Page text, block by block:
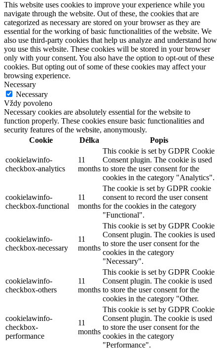
This website uses cookies to improve your experience while you
navigate through the website. Out of these, the cookies that are
categorized as necessary are stored on your browser as they are
essential for the working of basic functionalities of the website. We
also use third-party cookies that help us analyze and understand how
you use this website. These cookies will be stored in your browser
only with your consent. You also have the option to opt-out of these
cookies. But opting out of some of these cookies may affect your
browsing experience.
Necessary
Necessary
Vždy povoleno
Necessary cookies are absolutely essential for the website to
function properly. These cookies ensure basic functionalities and
security features of the website, anonymously.
Cookie
Délka Popis
cookielawinfo-
checkbox-analytics
11
months
This cookie is set by GDPR Cookie
Consent plugin. The cookie is used
to store the user consent for the
cookies in the category "Analytics".
cookielawinfo-
checkbox-functional
11
months
The cookie is set by GDPR cookie
consent to record the user consent
for the cookies in the category
"Functional".
cookielawinfo-
checkbox-necessary
11
months
This cookie is set by GDPR Cookie
Consent plugin. The cookies is used
to store the user consent for the
cookies in the category
"Necessary".
cookielawinfo-
checkbox-others
11
months
This cookie is set by GDPR Cookie
Consent plugin. The cookie is used
to store the user consent for the
cookies in the category "Other.
cookielawinfo-
checkbox-
performance
11
months
This cookie is set by GDPR Cookie
Consent plugin. The cookie is used
to store the user consent for the
cookies in the category
"Performance".